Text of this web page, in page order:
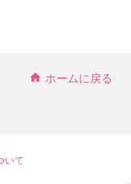
ホームに戻る
いて